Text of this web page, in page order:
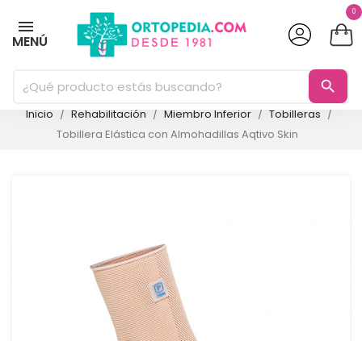
MENÚ
0
search
Inicio Rehabilitación Miembro Inferior
Tobilleras
Tobillera Elástica con Almohadillas Aqtivo Skin